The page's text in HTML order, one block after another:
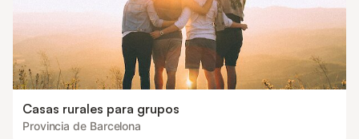
Casas rurales para grupos
Provincia de Barcelona